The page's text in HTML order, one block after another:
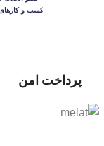
پرداخت امن